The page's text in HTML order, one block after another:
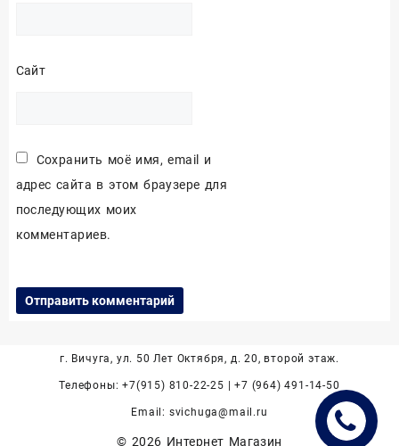
Сайт
Сохранить моё имя, email и
адрес сайта в этом браузере для
последующих моих
комментариев.
г. Вичуга, ул. 50 Лет Октября, д. 20, второй этаж.
Телефоны: +7(915) 810-22-25 | +7 (964) 491-14-50
Email: svichuga@mail.ru
© 2026 Интернет Магазин